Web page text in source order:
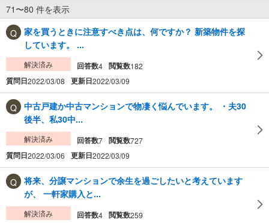
71〜80 件を表示
家を買うときに注意すべき点は、何ですか？ 新築物件を探
しています。 ...
解決済み 回答数4 閲覧数182
質問日2022/03/08 更新日2022/03/09
中古戸建か中古マンションで物凄く悩んでいます。 ・夫30
後半、私30中...
解決済み 回答数7 閲覧数727
質問日2022/03/06 更新日2022/03/09
将来、分譲マンションで余生を過ごしたいと考えています
が、 一軒家購入と...
解決済み 回答数4 閲覧数259